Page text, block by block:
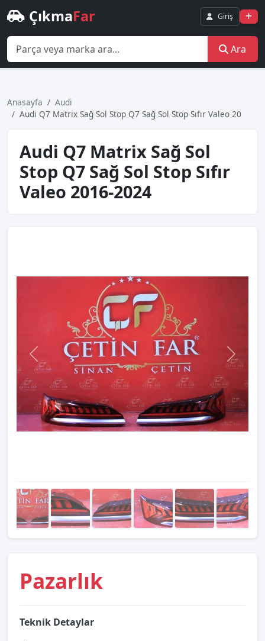
ÇıkmaFar Giriş
Ara
Anasayfa
Audi
Audi̇ Q7 Matri̇x Sağ Sol Stop Q7 Sağ Sol Stop Sıfır Valeo 20
Audi̇ Q7 Matri̇x Sağ Sol
Stop Q7 Sağ Sol Stop Sıfır
Valeo 2016-2024
Pazarlık
Teknik Detaylar